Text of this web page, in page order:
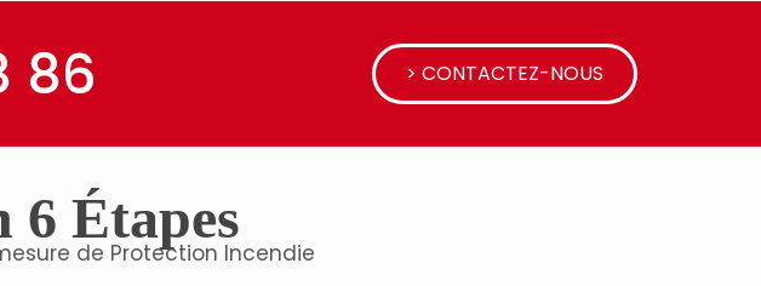
86 > CONTACTEZ-NOUS
6 Étapes
de Protection Incendie